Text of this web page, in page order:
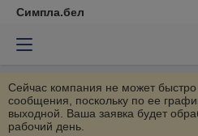
Симпла.бел
Сейчас компания не может быстро
сообщения, поскольку по ее
выходной. Ваша заявка будет
рабочий день.